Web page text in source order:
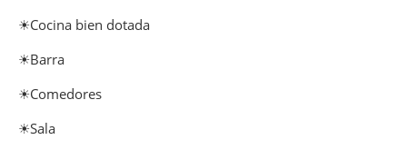
☀Cocina bien dotada
☀Barra
☀Comedores
☀Sala